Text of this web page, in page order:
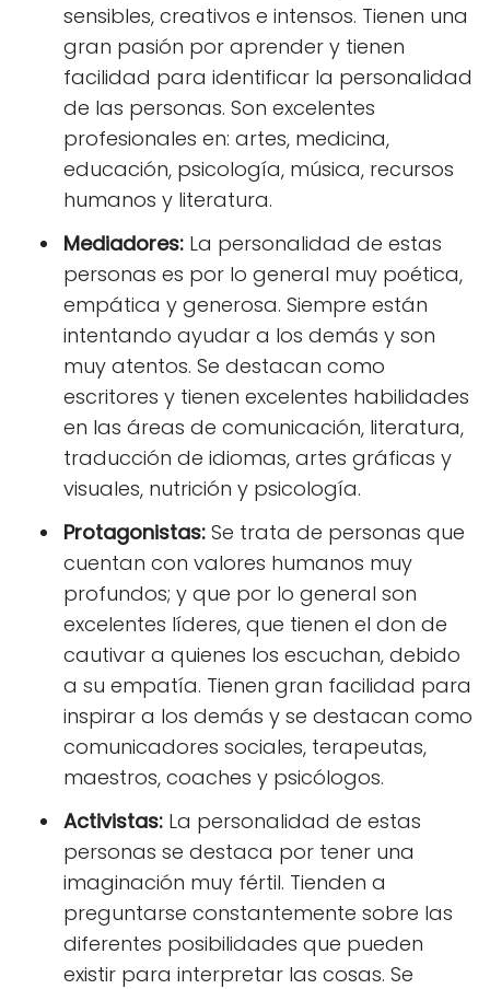
sensibles, creativos e intensos. Tienen una
gran pasión por aprender y tienen
facilidad para identificar la personalidad
de las personas. Son excelentes
profesionales en: artes, medicina,
educación, psicología, música, recursos
humanos y literatura.
Mediadores: La personalidad de estas
personas es por lo general muy poética,
empática y generosa. Siempre están
intentando ayudar a los demás y son
muy atentos. Se destacan como
escritores y tienen excelentes habilidades
en las áreas de comunicación, literatura,
traducción de idiomas, artes gráficas y
visuales, nutrición y psicología.
Protagonistas: Se trata de personas que
cuentan con valores humanos muy
profundos; y que por lo general son
excelentes líderes, que tienen el don de
cautivar a quienes los escuchan, debido
a su empatía. Tienen gran facilidad para
inspirar a los demás y se destacan como
comunicadores sociales, terapeutas,
maestros, coaches y psicólogos.
Activistas: La personalidad de estas
personas se destaca por tener una
imaginación muy fértil. Tienden a
preguntarse constantemente sobre las
diferentes posibilidades que pueden
existir para interpretar las cosas. Se